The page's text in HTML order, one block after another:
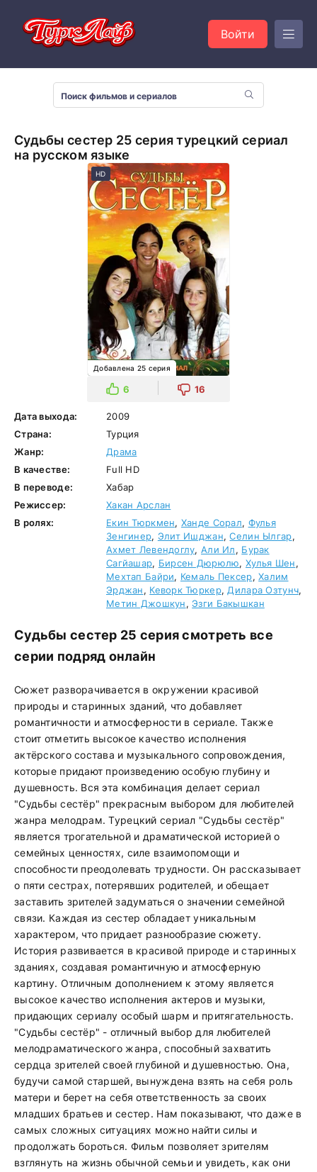
Войти
Судьбы сестер 25 серия турецкий сериал
на русском языке
HD
Добавлена 25 серия
6 16
Дата выхода:
2009
Страна:
Турция
Жанр:
Драма
В качестве:
Full HD
В переводе:
Хабар
Режиссер:
Хакан Арслан
В ролях:
Екин Тюркмен, Ханде Сорал, Фулья
Зенгинер, Элит Ишджан,Селин Ылгар,
Ахмет Левендоглу,Али Ил, Бурак
Сагйашар, Бирсен Дюрюлю,Хулья Шен,
Мехтап Байри, Кемаль Пексер,Халим
Эрджан, Кеворк Тюркер, Дилара Озтунч,
Метин Джошкун,Эзги Бакышкан
Судьбы сестер 25 серия смотреть все
серии подряд онлайн
Сюжет разворачивается в окружении красивой
природы и старинных зданий, что добавляет
романтичности и атмосферности в сериале. Также
стоит отметить высокое качество исполнения
актёрского состава и музыкального сопровождения,
которые придают произведению особую глубину и
душевность. Вся эта комбинация делает сериал
"Судьбы сестёр" прекрасным выбором для любителей
жанра мелодрам. Турецкий сериал "Судьбы сестёр"
является трогательной и драматической историей о
семейных ценностях, силе взаимопомощи и
способности преодолевать трудности. Он рассказывает
о пяти сестрах, потерявших родителей, и обещает
заставить зрителей задуматься о значении семейной
связи. Каждая из сестер обладает уникальным
характером, что придает разнообразие сюжету.
История развивается в красивой природе и старинных
зданиях, создавая романтичную и атмосферную
картину. Отличным дополнением к этому является
высокое качество исполнения актеров и музыки,
придающих сериалу особый шарм и притягательность.
"Судьбы сестёр" - отличный выбор для любителей
мелодраматического жанра, способный захватить
сердца зрителей своей глубиной и душевностью. Она,
будучи самой старшей, вынуждена взять на себя роль
матери и берет на себя ответственность за своих
младших братьев и сестер. Нам показывают, что даже в
самых сложных ситуациях можно найти силы и
продолжать бороться. Фильм позволяет зрителям
взглянуть на жизнь обычной семьи и увидеть, как они